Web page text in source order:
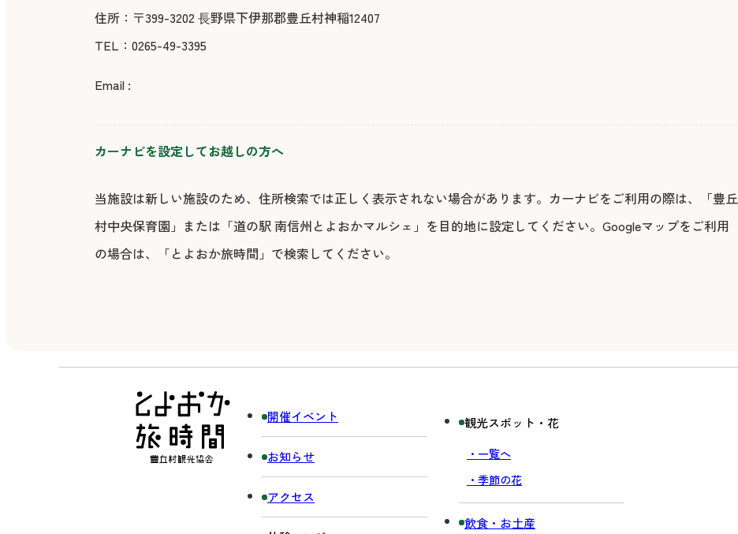
住所：〒399-3202 ⻑野県下伊那郡豊丘村神稲12407
TEL：0265-49-3395
Email :
カーナビを設定してお越しの方へ
当施設は新しい施設のため、住所検索では正しく表示されない場合があります。カーナビをご利用の際は、「豊丘
村中央保育園」または「道の駅 南信州とよおかマルシェ」を目的地に設定してください。Googleマップをご利用
の場合は、「とよおか旅時間」で検索してください。
開催イベント
お知らせ
アクセス
観光スポット・花
・一覧へ
・季節の花
飲食・お土産